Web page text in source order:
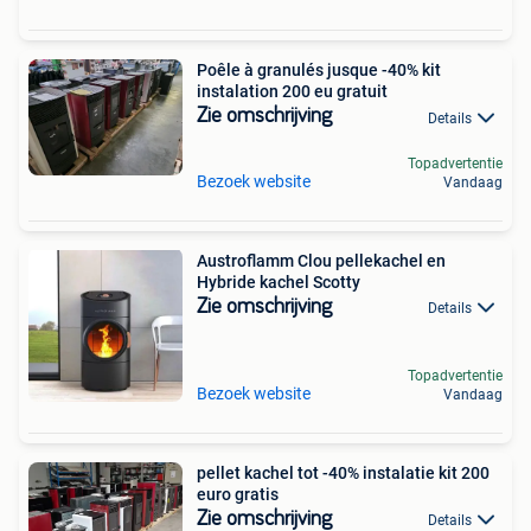
Poêle à granulés jusque -40% kit
instalation 200 eu gratuit
Zie omschrijving Details
Bezoek website
Topadvertentie
Vandaag
Austroflamm Clou pellekachel en
Hybride kachel Scotty
Zie omschrijving Details
Bezoek website
Topadvertentie
Vandaag
pellet kachel tot -40% instalatie kit 200
euro gratis
Zie omschrijving Details